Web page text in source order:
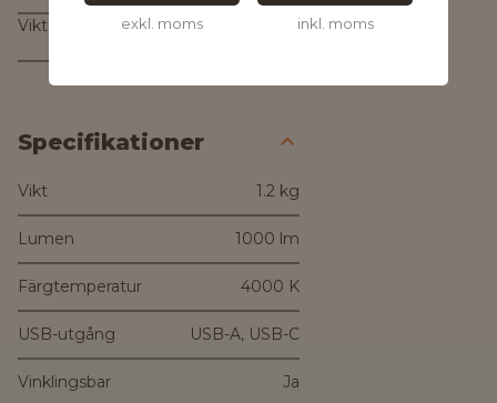
exkl. moms inkl. moms
Vikt
Specifikationer
Vikt 1.2 kg
Lumen 1000 lm
Färgtemperatur 4000 K
USB-utgång USB-A, USB-C
Vinklingsbar Ja